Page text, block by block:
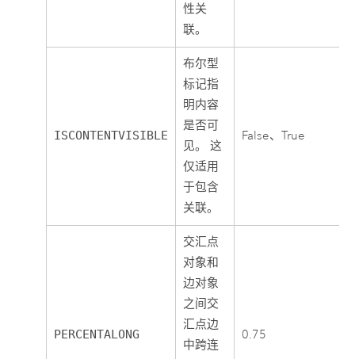
性关
联。
ISCONTENTVISIBLE
布尔型
标记指
明内容
是否可
见。 这
仅适用
于包含
关联。
False、True
PERCENTALONG
交汇点
对象和
边对象
之间交
汇点边
中跨连
0.75